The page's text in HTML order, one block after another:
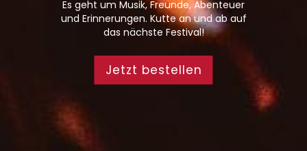
Es geht um Musik, Freunde, Abenteuer
und Erinnerungen. Kutte an und ab auf
das nächste Festival!
Jetzt bestellen